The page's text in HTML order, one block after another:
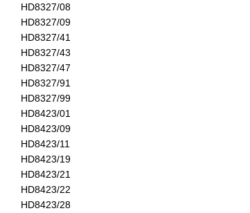
HD8327/08
HD8327/09
HD8327/41
HD8327/43
HD8327/47
HD8327/91
HD8327/99
HD8423/01
HD8423/09
HD8423/11
HD8423/19
HD8423/21
HD8423/22
HD8423/28